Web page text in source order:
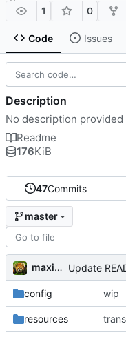
1 0
Code Issues
47Commits
master
maxime
config wip
resources
Description
No description provided
Readme
176KiB